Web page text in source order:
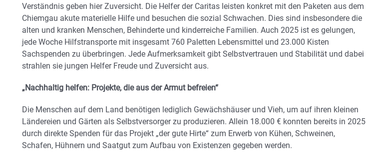
Verständnis geben hier Zuversicht. Die Helfer der Caritas leisten konkret mit den Paketen aus dem
Chiemgau akute materielle Hilfe und besuchen die sozial Schwachen. Dies sind insbesondere die
alten und kranken Menschen, Behinderte und kinderreiche Familien. Auch 2025 ist es gelungen,
jede Woche Hilfstransporte mit insgesamt 760 Paletten Lebensmittel und 23.000 Kisten
Sachspenden zu überbringen. Jede Aufmerksamkeit gibt Selbstvertrauen und Stabilität und dabei
strahlen sie jungen Helfer Freude und Zuversicht aus.
„Nachhaltig helfen: Projekte, die aus der Armut befreien“
Die Menschen auf dem Land benötigen lediglich Gewächshäuser und Vieh, um auf ihren kleinen
Ländereien und Gärten als Selbstversorger zu produzieren. Allein 18.000 € konnten bereits in 2025
durch direkte Spenden für das Projekt „der gute Hirte“ zum Erwerb von Kühen, Schweinen,
Schafen, Hühnern und Saatgut zum Aufbau von Existenzen gegeben werden.